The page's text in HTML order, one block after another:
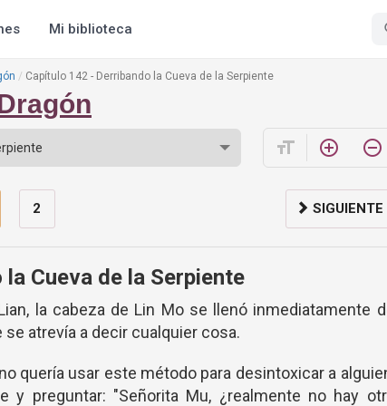
Mi biblioteca
Capítulo 142 - Derribando la Cueva de la Serpiente
format_size add_circle_outline remove_circle_outline
2 SIGUIENTE
Cueva de la Serpiente
la cabeza de Lin Mo se llenó inmediatamente
atrevía a decir cualquier cosa.
quería usar este método para desintoxicar a
y preguntar: "Señorita Mu, ¿realmente no hay